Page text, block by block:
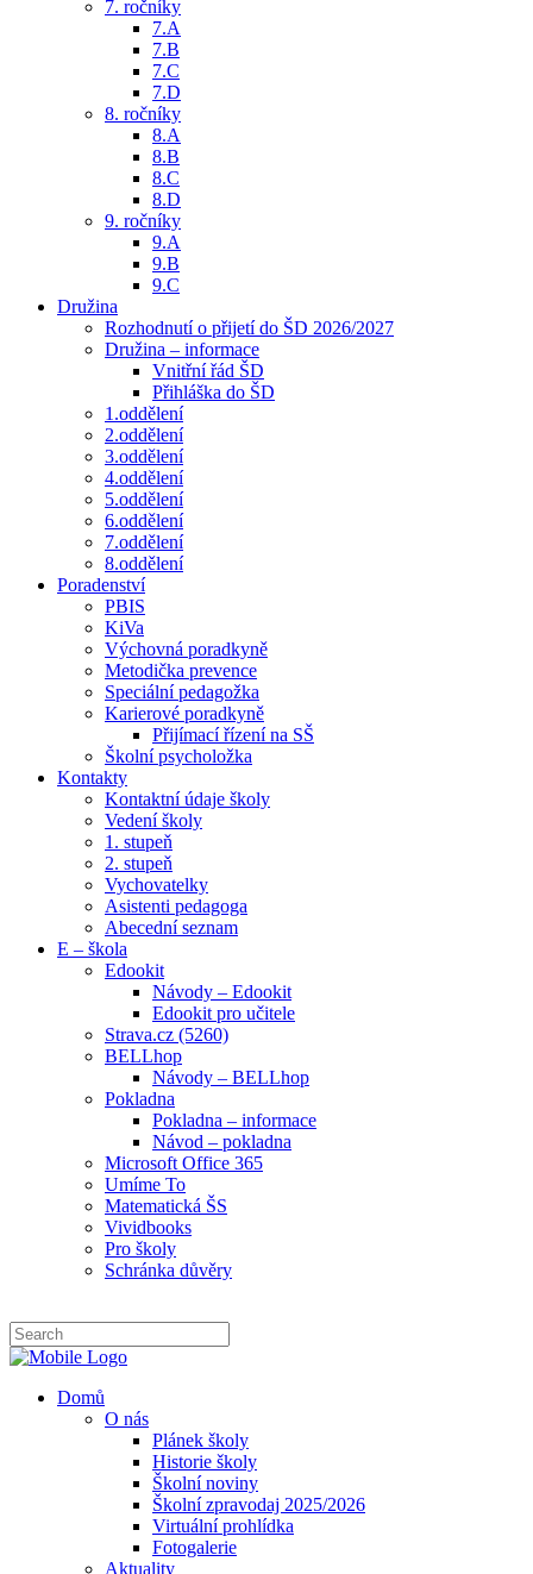
7. ročníky
7.A
7.B
7.C
7.D
8. ročníky
8.A
8.B
8.C
8.D
9. ročníky
9.A
9.B
9.C
Družina
Rozhodnutí o přijetí do ŠD 2026/2027
Družina – informace
Vnitřní řád ŠD
Přihláška do ŠD
1.oddělení
2.oddělení
3.oddělení
4.oddělení
5.oddělení
6.oddělení
7.oddělení
8.oddělení
Poradenství
PBIS
KiVa
Výchovná poradkyně
Metodička prevence
Speciální pedagožka
Karierové poradkyně
Přijímací řízení na SŠ
Školní psycholožka
Kontakty
Kontaktní údaje školy
Vedení školy
1. stupeň
2. stupeň
Vychovatelky
Asistenti pedagoga
Abecední seznam
E – škola
Edookit
Návody – Edookit
Edookit pro učitele
Strava.cz (5260)
BELLhop
Návody – BELLhop
Pokladna
Pokladna – informace
Návod – pokladna
Microsoft Office 365
Umíme To
Matematická ŠS
Vividbooks
Pro školy
Schránka důvěry
Domů
O nás
Plánek školy
Historie školy
Školní noviny
Školní zpravodaj 2025/2026
Virtuální prohlídka
Fotogalerie
Aktuality